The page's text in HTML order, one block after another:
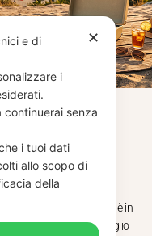
✕
e di
i
senza
i tuoi dati
allo scopo di
della
venditaviniliusati.it è in
ricevuti entro il 29 luglio